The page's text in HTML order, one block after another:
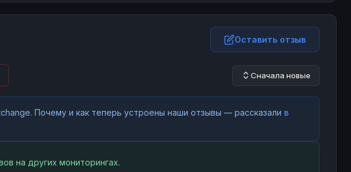
Оставить отзыв
Сначала новые
Почему и как теперь устроены наши отзывы — рассказали в
на других мониторингах.